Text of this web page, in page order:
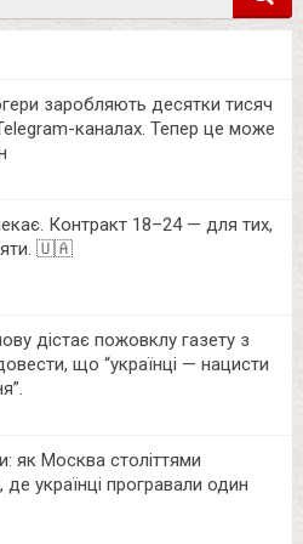
заробляють десятки тисяч
каналах. Тепер це може
Контракт 18–24 — для тих,
🇺🇦
дістає пожовклу газету з
що “українці — нацисти
як Москва століттями
де українці програвали один